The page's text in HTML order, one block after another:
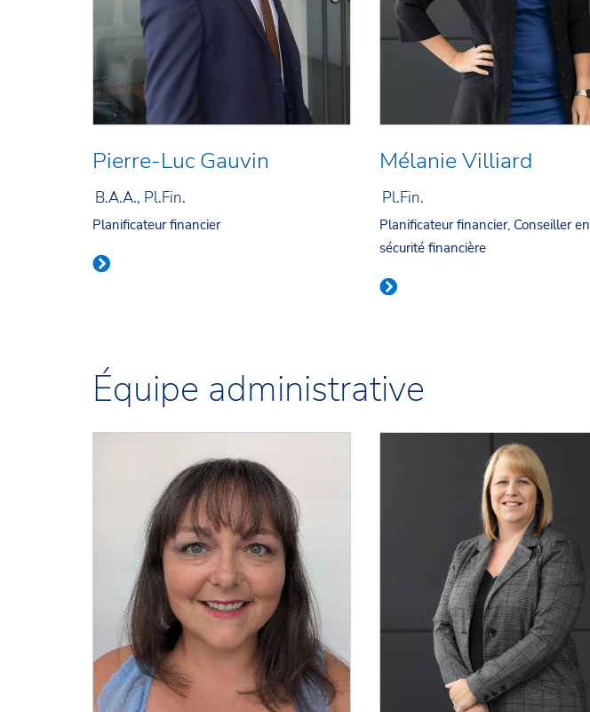
Pierre-Luc Gauvin
B.A.A., Pl.Fin.
Planificateur financier
Mélanie Villiard
Pl.Fin.
Planificateur financier, Conseiller en
sécurité financière
Équipe administrative